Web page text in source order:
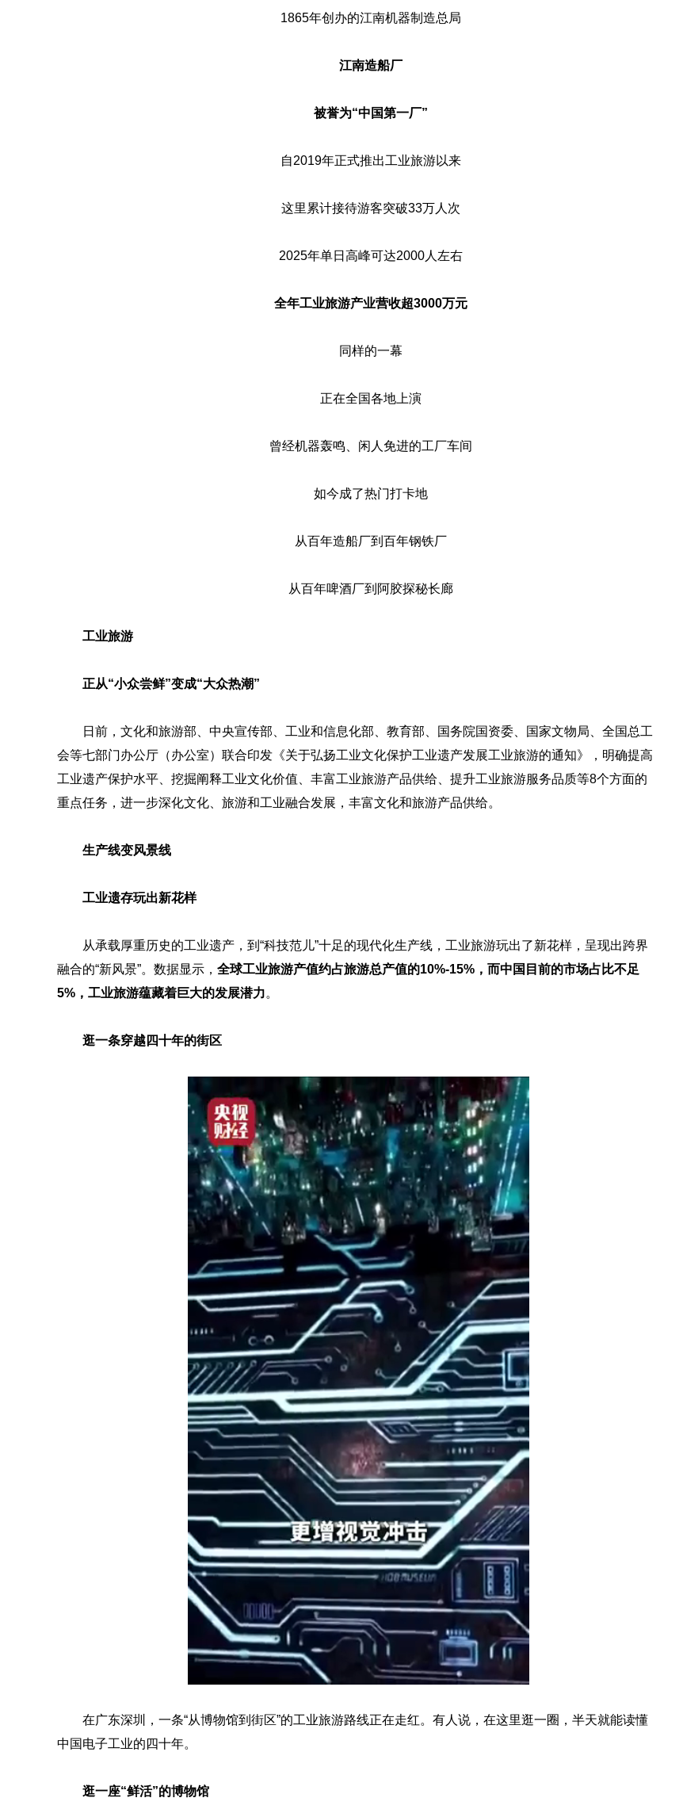
1865年创办的江南机器制造总局
江南造船厂
被誉为“中国第一厂”
自2019年正式推出工业旅游以来
这里累计接待游客突破33万人次
2025年单日高峰可达2000人左右
全年工业旅游产业营收超3000万元
同样的一幕
正在全国各地上演
曾经机器轰鸣、闲人免进的工厂车间
如今成了热门打卡地
从百年造船厂到百年钢铁厂
从百年啤酒厂到阿胶探秘长廊
工业旅游
正从“小众尝鲜”变成“大众热潮”
日前，文化和旅游部、中央宣传部、工业和信息化部、教育部、国务院国资委、国家文物局、全国总工
会等七部门办公厅（办公室）联合印发 《关于弘扬工业文化保护工业遗产发展工业旅游的通知》
，明确提高
工业遗产保护水平、挖掘阐释工业文化价值、丰富工业旅游产品供给、提升工业旅游服务品质等8个方面的
重点任务，进一步深化文化、旅游和工业融合发展，丰富文化和旅游产品供给。
生产线变风景线
工业遗存玩出新花样
从承载厚重历史的工业遗产，到 “科技范儿”十足的现代化生产线，工业旅游玩出了新花样，呈现出跨界
融合的“新风景”。数据显示， 全球工业旅游产值约占旅游总产值的10%-15%，而中国目前的市场占比不足
5%，工业旅游蕴藏着巨大的发展潜力。
逛一条穿越四十年的街区
在广东深圳，一条“从博物馆到街区”的工业旅游路线正在走红。有人说，在这里逛一圈，半天就能读懂
中国电子工业的四十年。
逛一座“鲜活”的博物馆